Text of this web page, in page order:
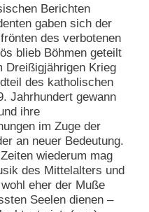
Berichten
gaben sich der
des verbotenen
blieb Böhmen geteilt
Dreißigjährigen Krieg
des katholischen
Jahrhundert gewann
ihre
im Zuge der
an neuer Bedeutung.
wiederum mag
des Mittelalters und
eher der Muße
Seelen dienen –